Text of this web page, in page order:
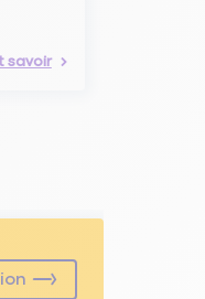
savoir